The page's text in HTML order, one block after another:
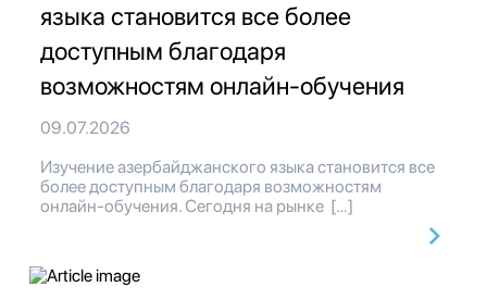
языка становится все более
доступным благодаря
возможностям онлайн-обучения
09.07.2026
Изучение азербайджанского языка становится все
более доступным благодаря возможностям
онлайн-обучения. Сегодня на рынке […]